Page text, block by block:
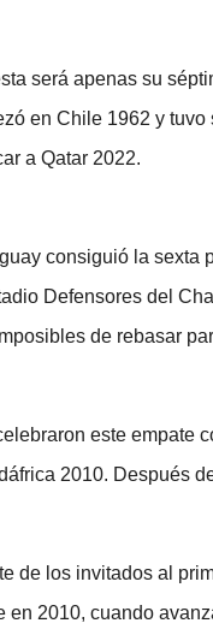
será apenas su
en Chile 1962 y
a Qatar 2022.
consiguió la sexta
Defensores del
de rebasar
este empate
2010. Después
de los invitados al
en 2010, cuando